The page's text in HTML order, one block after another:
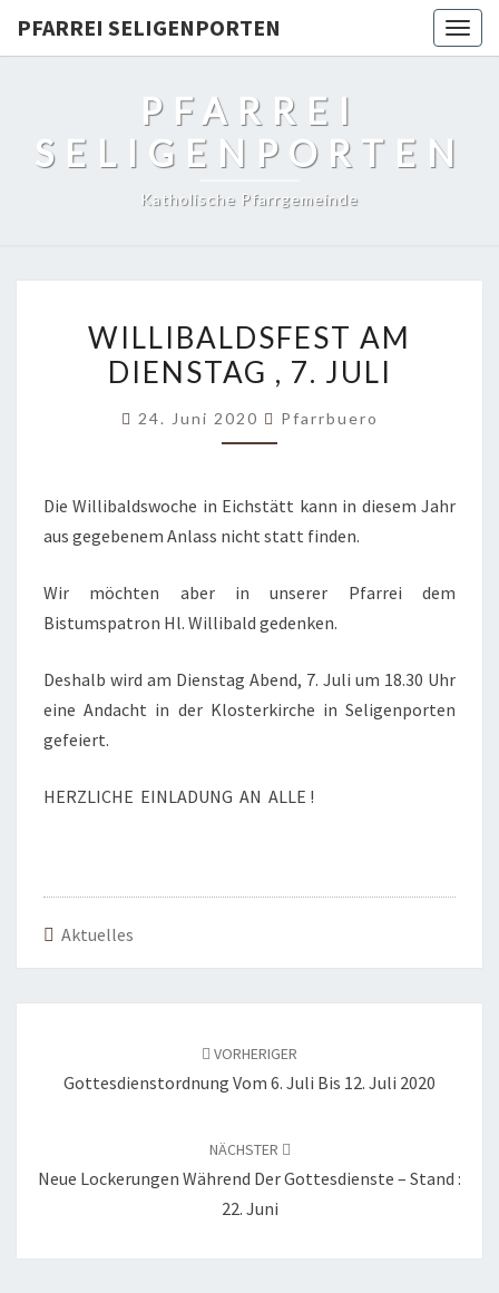
PFARREI SELIGENPORTEN
PFARREI
SELIGENPORTEN
Katholische Pfarrgemeinde
AM
DIENSTAG
WILLIBALDSFEST AM
DIENSTAG , 7. JULI
24. Juni 2020 Pfarrbuero
Die Willibaldswoche in Eichstätt kann in diesem Jahr
aus gegebenem Anlass nicht statt finden.
Wir möchten aber in unserer Pfarrei dem
Bistumspatron Hl. Willibald gedenken.
Deshalb wird am Dienstag Abend, 7. Juli um 18.30 Uhr
eine Andacht in der Klosterkirche in Seligenporten
gefeiert.
HERZLICHE EINLADUNG AN ALLE !
Aktuelles
VORHERIGER
Gottesdienstordnung Vom 6. Juli Bis 12. Juli 2020
NÄCHSTER
Neue Lockerungen Während Der Gottesdienste – Stand :
22. Juni